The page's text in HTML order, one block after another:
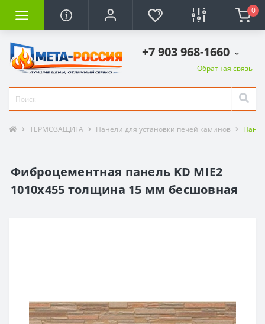
0
+7 903 968-1660
Обратная связь
ТЕРМОЗАЩИТА Панели для установки печей каминов
Фиброцементная панель KD MIE2
1010х455 толщина 15 мм бесшовная